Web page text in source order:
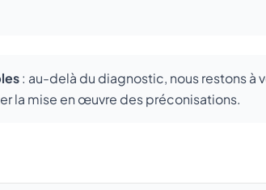
: au-delà du diagnostic, nous restons à
la mise en œuvre des préconisations.